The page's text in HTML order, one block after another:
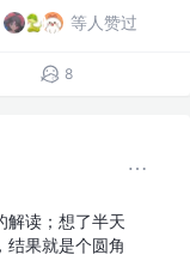
等人赞过
8
解读；想了半天
结果就是个圆角